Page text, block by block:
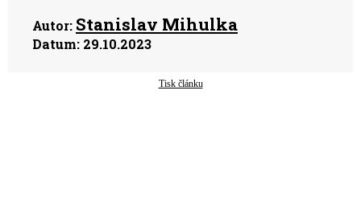
Autor: Stanislav Mihulka
Datum: 29.10.2023
Tisk článku